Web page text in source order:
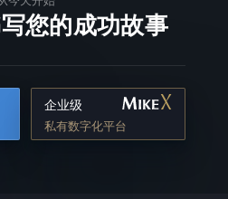
您的成功故事
企业级
私有数字化平台